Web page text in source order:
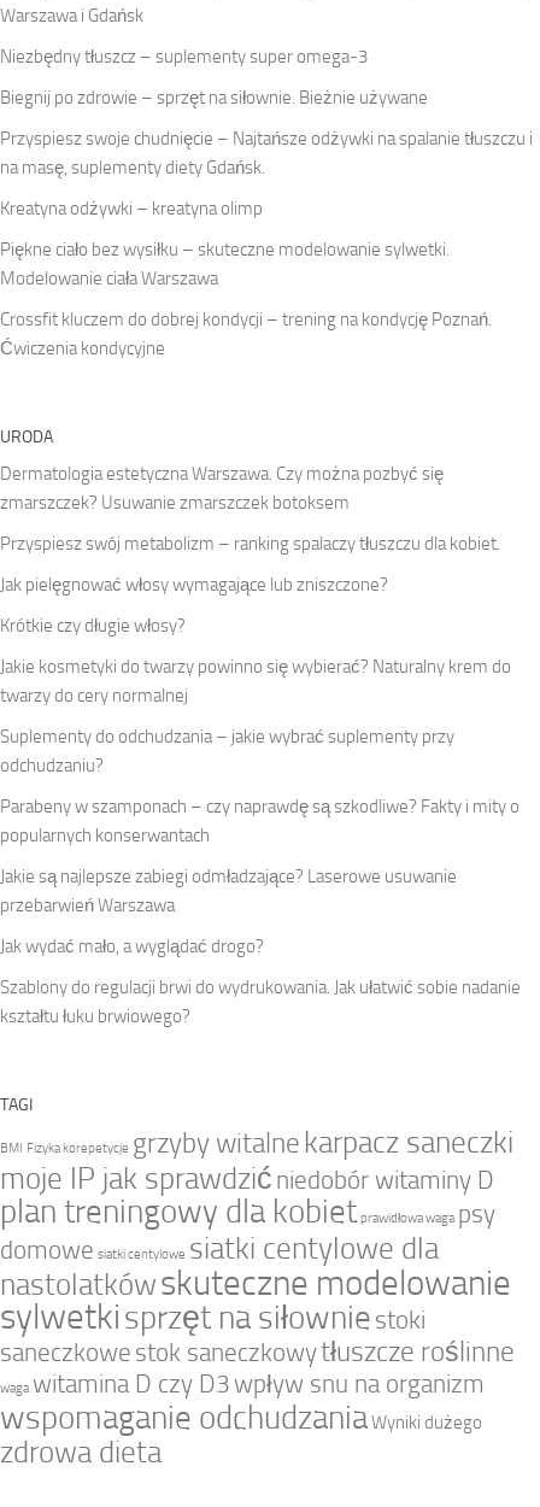
Warszawa i Gdańsk
Niezbędny tłuszcz – suplementy super omega-3
Biegnij po zdrowie – sprzęt na siłownie. Bieżnie używane
Przyspiesz swoje chudnięcie – Najtańsze odżywki na spalanie tłuszczu i
na masę, suplementy diety Gdańsk.
Kreatyna odżywki – kreatyna olimp
Piękne ciało bez wysiłku – skuteczne modelowanie sylwetki.
Modelowanie ciała Warszawa
Crossfit kluczem do dobrej kondycji – trening na kondycję Poznań.
Ćwiczenia kondycyjne
URODA
Dermatologia estetyczna Warszawa. Czy można pozbyć się
zmarszczek? Usuwanie zmarszczek botoksem
Przyspiesz swój metabolizm – ranking spalaczy tłuszczu dla kobiet.
Jak pielęgnować włosy wymagające lub zniszczone?
Krótkie czy długie włosy?
Jakie kosmetyki do twarzy powinno się wybierać? Naturalny krem do
twarzy do cery normalnej
Suplementy do odchudzania – jakie wybrać suplementy przy
odchudzaniu?
Parabeny w szamponach – czy naprawdę są szkodliwe? Fakty i mity o
popularnych konserwantach
Jakie są najlepsze zabiegi odmładzające? Laserowe usuwanie
przebarwień Warszawa
Jak wydać mało, a wyglądać drogo?
Szablony do regulacji brwi do wydrukowania. Jak ułatwić sobie nadanie
kształtu łuku brwiowego?
TAGI
BMI Fizyka korepetycje grzyby witalne karpacz saneczki
moje IP jak sprawdzić niedobór witaminy D
plan treningowy dla kobiet prawidłowa waga psy
domowe siatki centylowe siatki centylowe dla
nastolatkówskuteczne modelowanie
sylwetkisprzęt na siłownie stoki
saneczkowe stok saneczkowytłuszcze roślinne
waga witamina D czy D3wpływ snu na organizm
wspomaganie odchudzaniaWyniki dużego
zdrowa dieta